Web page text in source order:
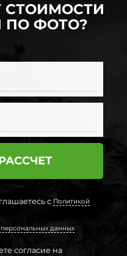
СТОИМОСТИ
ПО ФОТО?
с Политикой
данных
согласие на